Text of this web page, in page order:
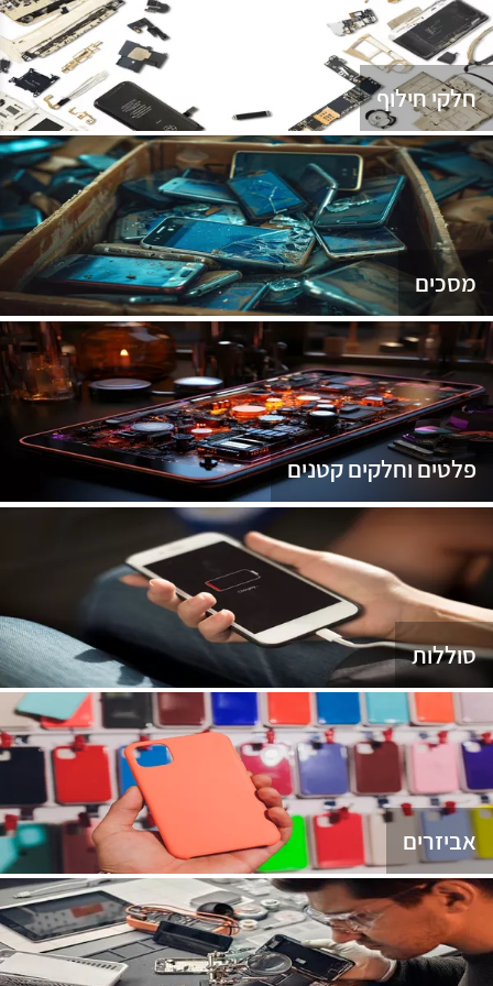
חלקי חילוף
מסכים
פלטים וחלקים קטנים
סוללות
אביזרים